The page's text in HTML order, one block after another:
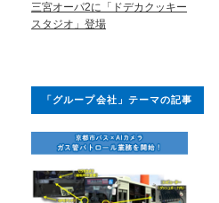
三宮オーパ2に「ドデカクッキー
スタジオ」登場
「グループ会社」テーマの記事